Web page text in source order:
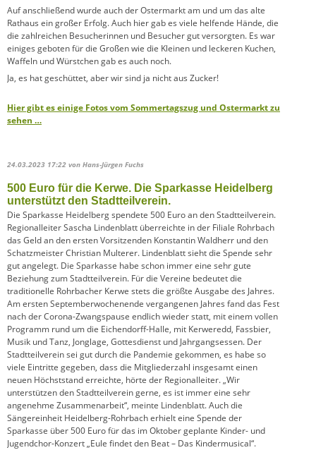
Auf anschließend wurde auch der Ostermarkt am und um das alte
Rathaus ein großer Erfolg. Auch hier gab es viele helfende Hände, die
die zahlreichen Besucherinnen und Besucher gut versorgten. Es war
einiges geboten für die Großen wie die Kleinen und leckeren Kuchen,
Waffeln und Würstchen gab es auch noch.
Ja, es hat geschüttet, aber wir sind ja nicht aus Zucker!
Hier gibt es einige Fotos vom Sommertagszug und Ostermarkt zu
sehen …
24.03.2023 17:22 von Hans-Jürgen Fuchs
500 Euro für die Kerwe. Die Sparkasse Heidelberg
unterstützt den Stadtteilverein.
Die Sparkasse Heidelberg spendete 500 Euro an den Stadtteilverein.
Regionalleiter Sascha Lindenblatt überreichte in der Filiale Rohrbach
das Geld an den ersten Vorsitzenden Konstantin Waldherr und den
Schatzmeister Christian Multerer. Lindenblatt sieht die Spende sehr
gut angelegt. Die Sparkasse habe schon immer eine sehr gute
Beziehung zum Stadtteilverein. Für die Vereine bedeutet die
traditionelle Rohrbacher Kerwe stets die größte Ausgabe des Jahres.
Am ersten Septemberwochenende vergangenen Jahres fand das Fest
nach der Corona-Zwangspause endlich wieder statt, mit einem vollen
Programm rund um die Eichendorff-Halle, mit Kerweredd, Fassbier,
Musik und Tanz, Jonglage, Gottesdienst und Jahrgangsessen. Der
Stadtteilverein sei gut durch die Pandemie gekommen, es habe so
viele Eintritte gegeben, dass die Mitgliederzahl insgesamt einen
neuen Höchststand erreichte, hörte der Regionalleiter. „Wir
unterstützen den Stadtteilverein gerne, es ist immer eine sehr
angenehme Zusammenarbeit“, meinte Lindenblatt. Auch die
Sängereinheit Heidelberg-Rohrbach erhielt eine Spende der
Sparkasse über 500 Euro für das im Oktober geplante Kinder- und
Jugendchor-Konzert „Eule findet den Beat – Das Kindermusical“.